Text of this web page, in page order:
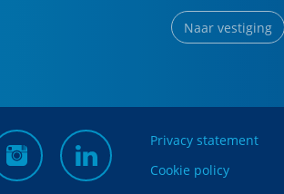
Naar vestiging
Privacy statement
Cookie policy